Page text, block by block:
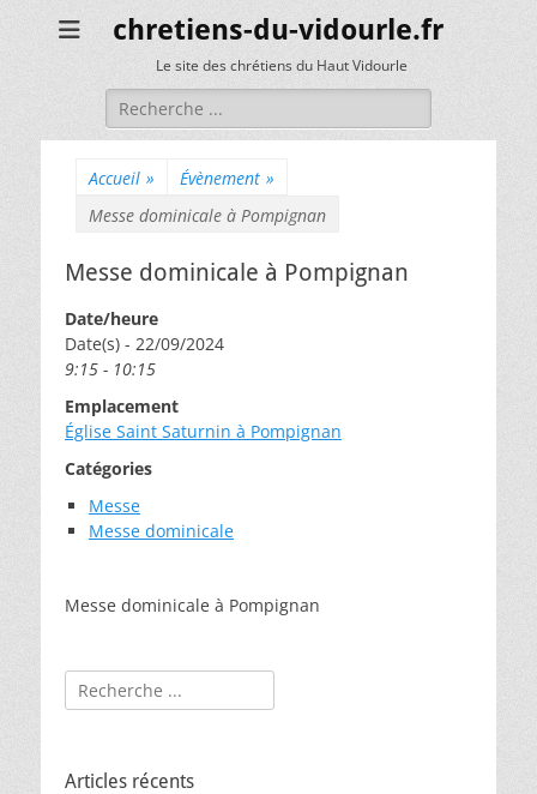
chretiens-du-vidourle.fr
Le site des chrétiens du Haut Vidourle
Rechercher :
Accueil » Évènement »
Messe dominicale à Pompignan
Messe dominicale à Pompignan
Date/heure
Date(s) - 22/09/2024
9:15 - 10:15
Emplacement
Église Saint Saturnin à Pompignan
Catégories
Messe
Messe dominicale
Messe dominicale à Pompignan
Rechercher :
Articles récents